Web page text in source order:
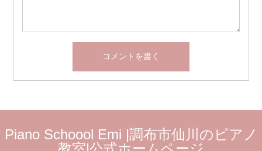
Piano Schoool Emi |調布市仙川のピアノ